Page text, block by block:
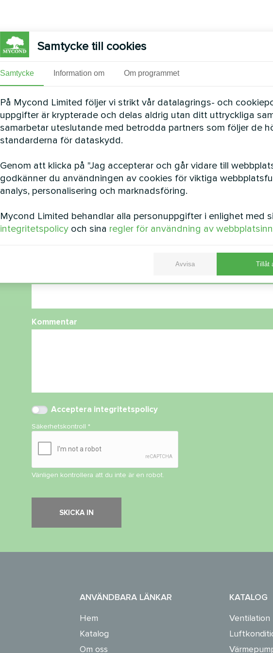
Telefonnummer
Kommentar
Acceptera integritetspolicy
Säkerhetskontroll*
Vänligen kontrollera att du inte är en robot.
ANVÄNDBARA LÄNKAR
Hem
Katalog
Om oss
KATALOG
Ventilation
Samtycke till cookies
Samtycke Information om Om programmet
På Mycond Limited följer vi strikt vår datalagrings- och
uppgifter är krypterade och delas aldrig utan ditt uttryckliga
samarbetar uteslutande med betrodda partners som följer de
standarderna för dataskydd.
Genom att klicka på "Jag accepterar och går vidare till
godkänner du användningen av cookies för viktiga
analys, personalisering och marknadsföring.
Mycond Limited behandlar alla personuppgifter i enlighet med
integritetspolicy och sina regler för användning av
Avvisa Tillåt